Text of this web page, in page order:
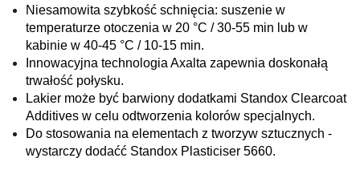
Niesamowita szybkość schnięcia: suszenie w
temperaturze otoczenia w 20 °C / 30-55 min lub w
kabinie w 40-45 °C / 10-15 min.
Innowacyjna technologia Axalta zapewnia doskonałą
trwałość połysku.
Lakier może być barwiony dodatkami Standox Clearcoat
Additives w celu odtworzenia kolorów specjalnych.
Do stosowania na elementach z tworzyw sztucznych -
wystarczy dodaćć Standox Plasticiser 5660.